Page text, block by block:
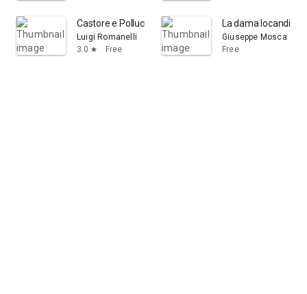
Castore e Polluce, dramma per musica, rappresentato
Luigi Romanelli
3.0 star Free
La dama
Giuseppe Mosca
Free